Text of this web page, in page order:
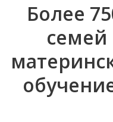
Более
семей